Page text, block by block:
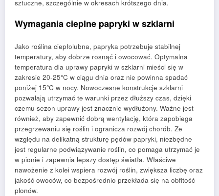
sztuczne, szczególnie w okresach krótszego dnia.
Wymagania cieplne papryki w szklarni
Jako roślina ciepłolubna, papryka potrzebuje stabilnej
temperatury, aby dobrze rosnąć i owocować. Optymalna
temperatura dla uprawy papryki w szklarni mieści się w
zakresie 20-25°C w ciągu dnia oraz nie powinna spadać
poniżej 15°C w nocy. Nowoczesne konstrukcje szklarni
pozwalają utrzymać te warunki przez dłuższy czas, dzięki
czemu sezon uprawy jest znacznie wydłużony. Ważne jest
również, aby zapewnić dobrą wentylację, która zapobiega
przegrzewaniu się roślin i ogranicza rozwój chorób. Ze
względu na delikatną strukturę pędów papryki, niezbędne
jest regularne podwiązywanie roślin, co pomaga utrzymać je
w pionie i zapewnia lepszy dostęp światła. Właściwe
nawożenie z kolei wspiera rozwój roślin, zwiększa liczbę oraz
jakość owoców, co bezpośrednio przekłada się na obfitość
plonów.